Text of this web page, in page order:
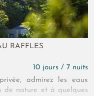
RAFFLES
10 jours / 7 nuits
admirez les eaux
de nature et à quelques